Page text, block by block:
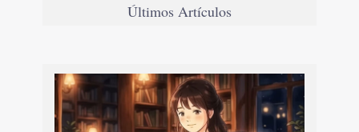
Últimos Artículos